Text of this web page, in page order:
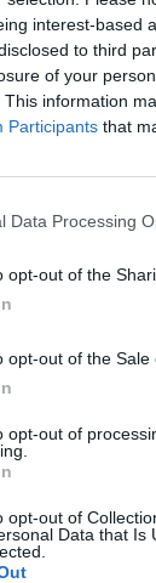
interest-based
to third
of your
This information
Participants that
Data Processing
opt-out of the
opt-out of the Sale
opt-out of
opt-out of
Data that Is
7' 1ªP